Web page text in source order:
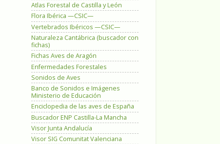
Atlas Forestal de Castilla y León
Flora Ibérica —CSIC—
Vertebrados Ibéricos —CSIC—
Naturaleza Cantábrica (buscador con
fichas)
Fichas Aves de Aragón
Enfermedades Forestales
Sonidos de Aves
Banco de Sonidos e Imágenes
Ministerio de Educación
Enciclopedia de las aves de España
Buscador ENP Castilla-La Mancha
Visor Junta Andalucía
Visor SIG Comunitat Valenciana